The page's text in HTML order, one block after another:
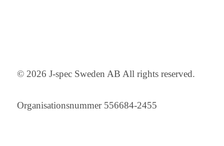
© 2026 J-spec Sweden AB All rights reserved.
Organisationsnummer 556684-2455